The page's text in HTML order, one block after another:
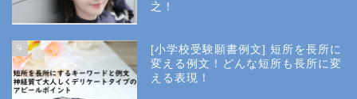
之！
9
[小学校受験願書例文] 短所を長所に
変える例文！どんな短所も長所に変
える表現！
所長コラム